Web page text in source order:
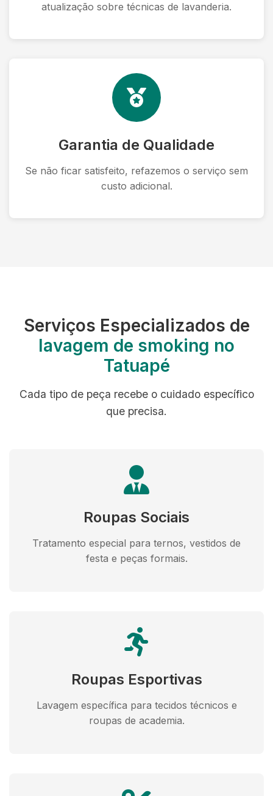
atualização sobre técnicas de lavanderia.
Garantia de Qualidade
Se não ficar satisfeito, refazemos o serviço sem
custo adicional.
Serviços Especializados de
lavagem de smoking no
Tatuapé
Cada tipo de peça recebe o cuidado específico
que precisa.
Roupas Sociais
Tratamento especial para ternos, vestidos de
festa e peças formais.
Roupas Esportivas
Lavagem específica para tecidos técnicos e
roupas de academia.